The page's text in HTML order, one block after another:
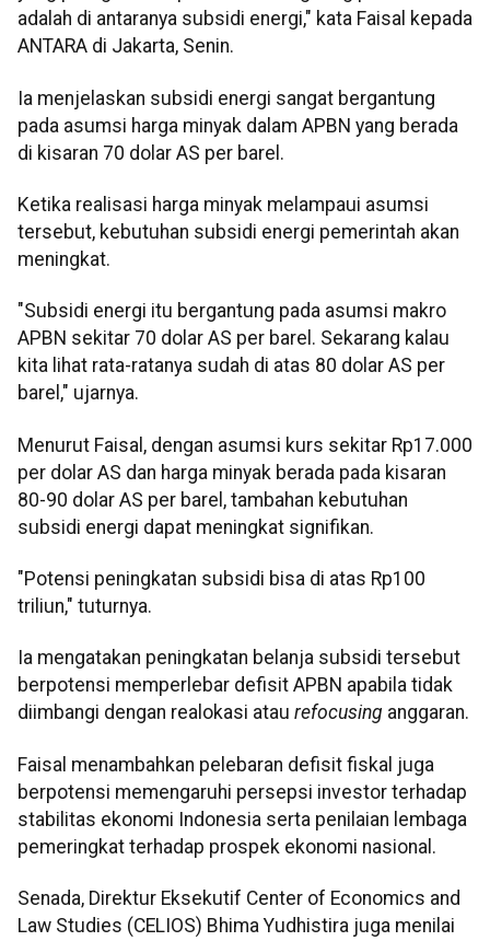
adalah di antaranya subsidi energi," kata Faisal kepada
ANTARA di Jakarta, Senin.
Ia menjelaskan subsidi energi sangat bergantung
pada asumsi harga minyak dalam APBN yang berada
di kisaran 70 dolar AS per barel.
Ketika realisasi harga minyak melampaui asumsi
tersebut, kebutuhan subsidi energi pemerintah akan
meningkat.
"Subsidi energi itu bergantung pada asumsi makro
APBN sekitar 70 dolar AS per barel. Sekarang kalau
kita lihat rata-ratanya sudah di atas 80 dolar AS per
barel," ujarnya.
Menurut Faisal, dengan asumsi kurs sekitar Rp17.000
per dolar AS dan harga minyak berada pada kisaran
80-90 dolar AS per barel, tambahan kebutuhan
subsidi energi dapat meningkat signifikan.
"Potensi peningkatan subsidi bisa di atas Rp100
triliun," tuturnya.
Ia mengatakan peningkatan belanja subsidi tersebut
berpotensi memperlebar defisit APBN apabila tidak
diimbangi dengan realokasi atau refocusing anggaran.
Faisal menambahkan pelebaran defisit fiskal juga
berpotensi memengaruhi persepsi investor terhadap
stabilitas ekonomi Indonesia serta penilaian lembaga
pemeringkat terhadap prospek ekonomi nasional.
Senada, Direktur Eksekutif Center of Economics and
Law Studies (CELIOS) Bhima Yudhistira juga menilai